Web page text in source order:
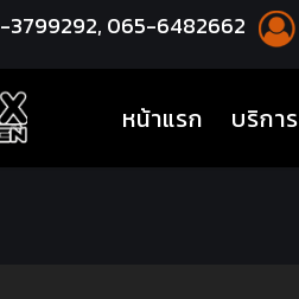
065-6482662
หน้าแรก(current)
บริการ
ACCESSORY